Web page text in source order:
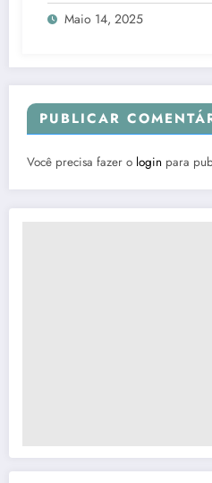
Maio 14, 2025
PUBLICAR
Você precisa fazer o login para